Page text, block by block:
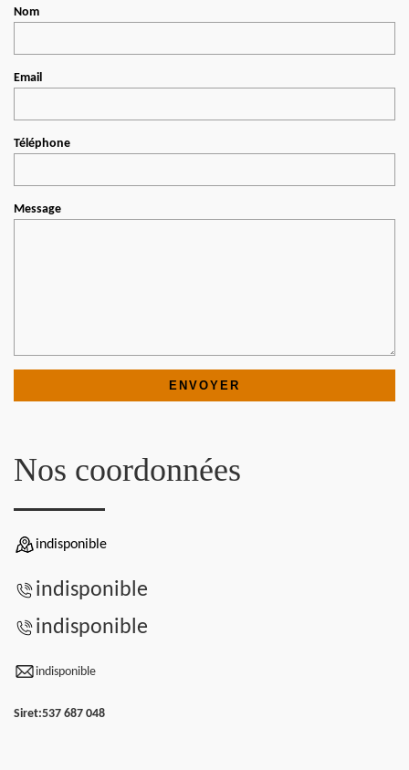
Nom
Email
Téléphone
Message
Nos coordonnées
indisponible
indisponible
indisponible
indisponible
Siret:537 687 048